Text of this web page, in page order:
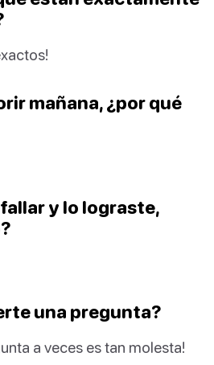
mañana, ¿por qué
y lo lograste,
una pregunta?
a veces es tan molesta!